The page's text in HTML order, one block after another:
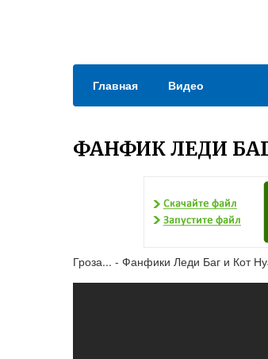
Главная Видео
ФАНФИК ЛЕДИ
Гроза... - Фанфики Леди Баг и Кот